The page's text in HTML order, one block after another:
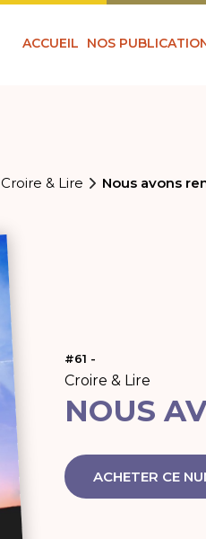
ACCUEIL NOS
Croire & Lire Nous avons
#61 -
Croire & Lire
NOUS
ACHETER CE